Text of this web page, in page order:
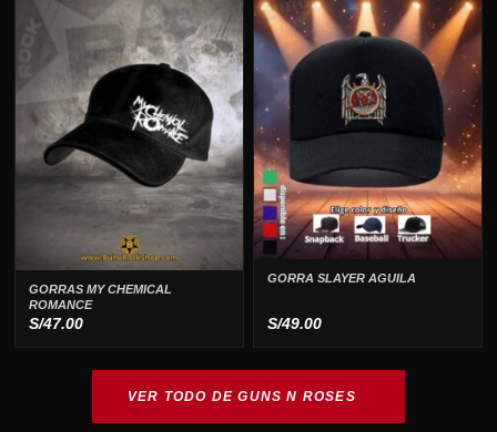
era:
S/69.00.
es:
S/47.00.
desde
S/42.90
hasta
S/49.90
GORRAS MY CHEMICAL
ROMANCE
S/47.00
GORRA SLAYER AGUILA
S/49.00
VER TODO DE GUNS N ROSES